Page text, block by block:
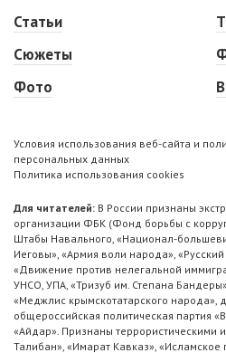
Статьи
Сюжеты
Фото
Условия использования веб-сайта и
персональных данных
Политика использования cookies
Для читателей: В России признаны
организации ФБК (Фонд борьбы с
Штабы Навального, «Национал-
Иеговы», «Армия воли народа»,
«Движение против нелегальной
УНСО, УПА, «Тризуб им. Степана
«Меджлис крымскотатарского народа»,
общероссийская политическая партия
«Айдар». Признаны
Талибан», «Имарат Кавказ», «Исламское